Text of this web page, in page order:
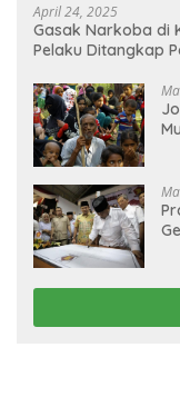
April 24, 2025
Gasak Narkoba di
Pelaku Ditangkap